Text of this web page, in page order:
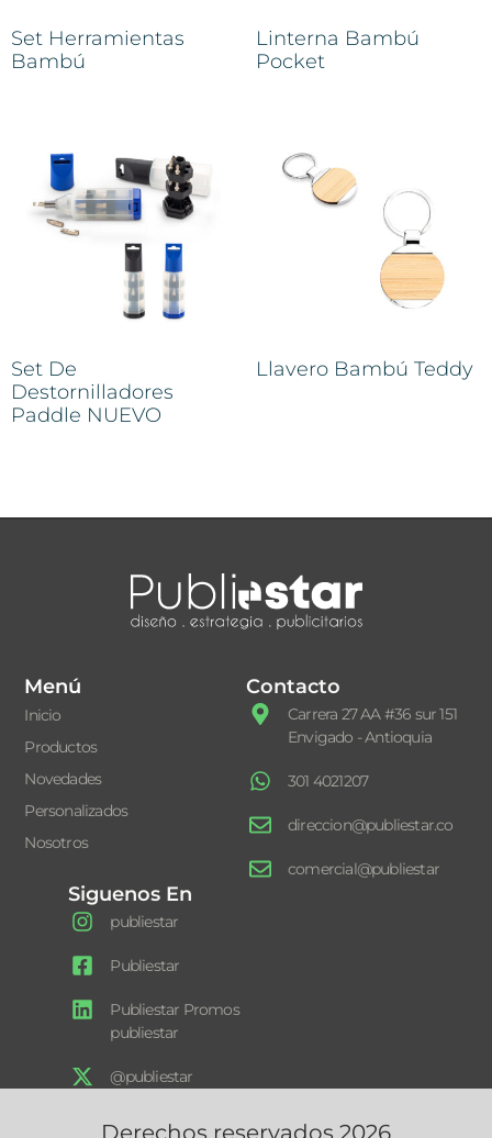
Set Herramientas
Bambú
Linterna Bambú
Pocket
Set De
Destornilladores
Paddle NUEVO
Llavero Bambú Teddy
Menú
Inicio
Productos
Novedades
Personalizados
Nosotros
Contacto
Carrera 27 AA #36 sur 151
Envigado - Antioquia
301 4021207
direccion@publiestar.co
comercial@publiestar
Siguenos En
publiestar
Publiestar
Publiestar Promos
publiestar
@publiestar
Derechos reservados 2026